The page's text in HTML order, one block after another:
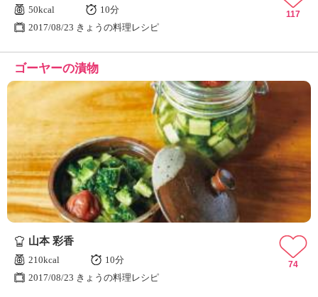
50kcal
10分
2017/08/23 きょうの料理レシピ
117
ゴーヤーの漬物
山本 彩香
210kcal
10分
2017/08/23 きょうの料理レシピ
74